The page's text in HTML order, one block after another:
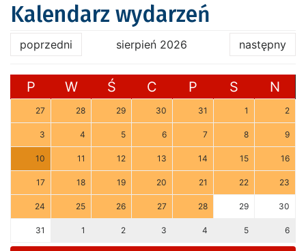
Kalendarz wydarzeń
poprzedni sierpień 2026 następny
P W Ś C P S N
27 28 29 30 31 1 2
3 4 5 6 7 8 9
10 11 12 13 14 15 16
17 18 19 20 21 22 23
24 25 26 27 28 29 30
31 1 2 3 4 5 6